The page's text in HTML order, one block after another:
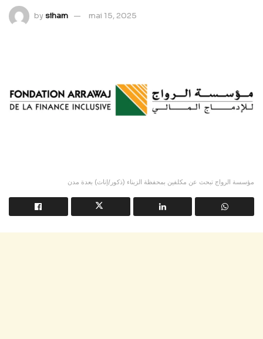
bysiham mai 15, 2025
مؤسسة الرواج تبحث عن مكلفين بمحفظة الزبناء (ذكور/إناث) بعدة مدن